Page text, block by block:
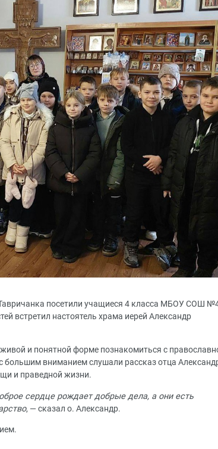
посетили учащиеся 4 класса МБОУ СОШ
встретил настоятель храма иерей Александр
и понятной форме познакомиться с
большим вниманием слушали рассказ отца
и праведной жизни.
сердце рождает добрые дела, а они есть
, — сказал о. Александр.